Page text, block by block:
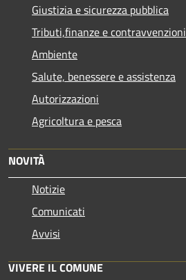
Giustizia e sicurezza pubblica
Tributi,finanze e contravvenzioni
Ambiente
Salute, benessere e assistenza
Autorizzazioni
Agricoltura e pesca
NOVITÀ
Notizie
Comunicati
Avvisi
VIVERE IL COMUNE